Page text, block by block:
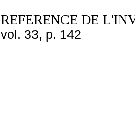
REFERENCE DE
vol. 33, p. 142